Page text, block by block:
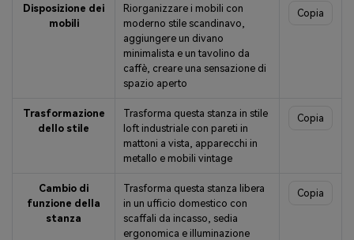
Disposizione dei
mobili
Riorganizzare i mobili con
moderno stile scandinavo,
aggiungere un divano
minimalista e un tavolino da
caffè, creare una sensazione di
spazio aperto
Copia
Trasformazione
dello stile
Trasforma questa stanza in stile
loft industriale con pareti in
mattoni a vista, apparecchi in
metallo e mobili vintage
Copia
Cambio di
funzione della
stanza
Trasforma questa stanza libera
in un ufficio domestico con
scaffali da incasso, sedia
ergonomica e illuminazione
Copia